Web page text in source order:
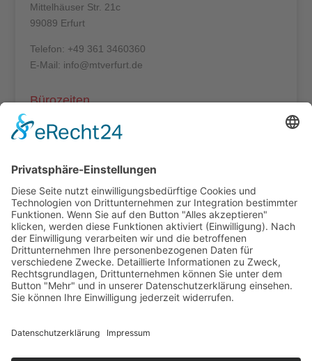
Mittelhäuser Str. 21c
99089 Erfurt
Telefon: +49 361 3460360
E-Mail: info@mtverfurt.de
Bürozeiten
Mo – Do: 8:00 – 14:00 Uhr
Termine außerhalb unserer Geschäftszeiten nur
nach Absprache.
Folgt uns auf facebook
Beitragsarchiv